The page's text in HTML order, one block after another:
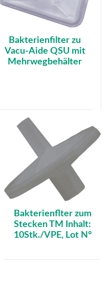
Bakterienfilter zu
Vacu-Aide QSU mit
Mehrwegbehälter
Bakterienflter zum
Stecken TM Inhalt:
10Stk./VPE, Lot N°